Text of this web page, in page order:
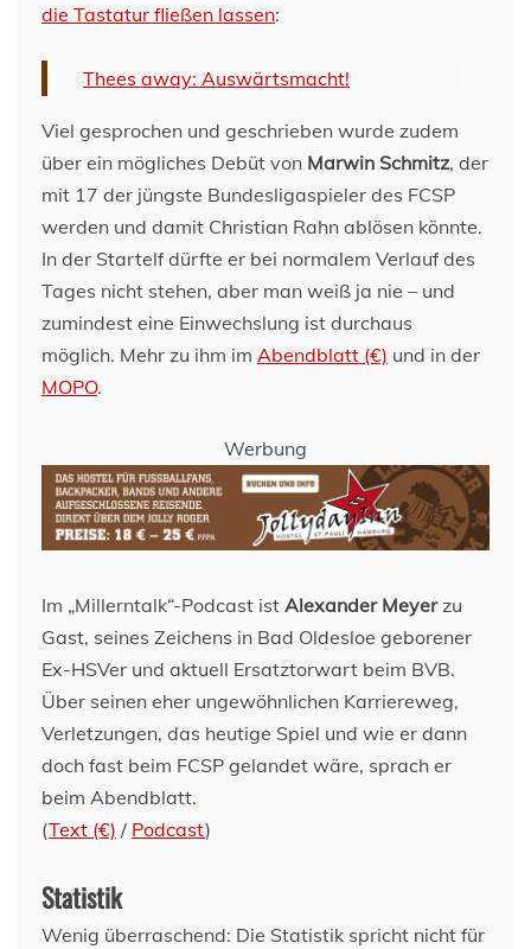
die Tastatur fließen lassen:
Thees away: Auswärtsmacht!
Viel gesprochen und geschrieben wurde zudem
über ein mögliches Debüt von Marwin Schmitz, der
mit 17 der jüngste Bundesligaspieler des FCSP
werden und damit Christian Rahn ablösen könnte.
In der Startelf dürfte er bei normalem Verlauf des
Tages nicht stehen, aber man weiß ja nie – und
zumindest eine Einwechslung ist durchaus
möglich. Mehr zu ihm im Abendblatt (€) und in der
MOPO.
Werbung
Im „Millerntalk“-Podcast ist Alexander Meyerzu
Gast, seines Zeichens in Bad Oldesloe geborener
Ex-HSVer und aktuell Ersatztorwart beim BVB.
Über seinen eher ungewöhnlichen Karriereweg,
Verletzungen, das heutige Spiel und wie er dann
doch fast beim FCSP gelandet wäre, sprach er
beim Abendblatt.
(Text (€) / Podcast)
Statistik
Wenig überraschend: Die Statistik spricht nicht für